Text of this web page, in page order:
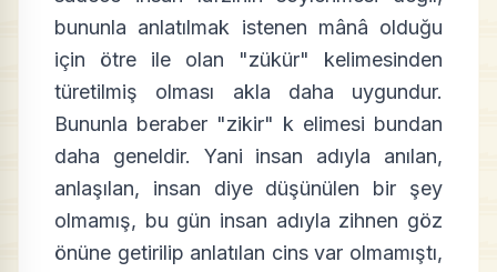
bununla anlatılmak istenen mânâ olduğu
için ötre ile olan "zükür" kelimesinden
türetilmiş olması akla daha uygundur.
Bununla beraber "zikir" k elimesi bundan
daha geneldir. Yani insan adıyla anılan,
anlaşılan, insan diye düşünülen bir şey
olmamış, bu gün insan adıyla zihnen göz
önüne getirilip anlatılan cins var olmamıştı,